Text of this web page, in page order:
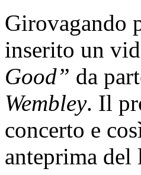
Girovagando
inserito un
Good” da
Wembley. Il
concerto e
anteprima